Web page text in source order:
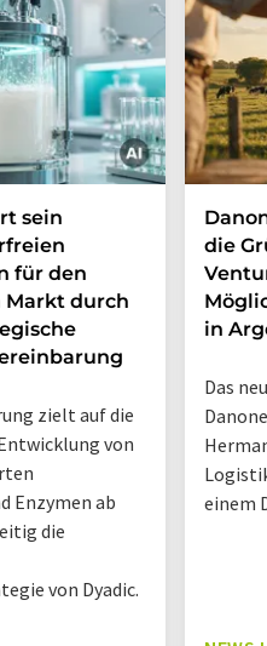
sein
für den
durch
zielt auf die
von
Enzymen ab
die
von Dyadic.
die
in
Das
einem